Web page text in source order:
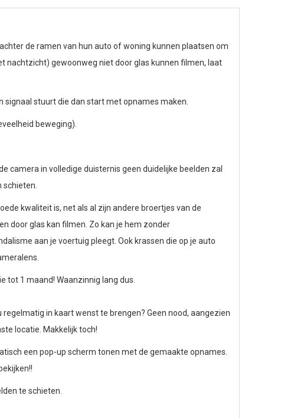
de ramen van hun auto of woning kunnen plaatsen om
nachtzicht) gewoonweg niet door glas kunnen filmen, laat
stuurt die dan start met opnames maken.
beweging).
camera in volledige duisternis geen duidelijke beelden zal
kwaliteit is, net als al zijn andere broertjes van de
door glas kan filmen. Zo kan je hem zonder
aan je voertuig pleegt. Ook krassen die op je auto
1 maand! Waanzinnig lang dus.
in kaart wenst te brengen? Geen nood, aangezien
locatie. Makkelijk toch!
een pop-up scherm tonen met de gemaakte opnames.
te schieten.